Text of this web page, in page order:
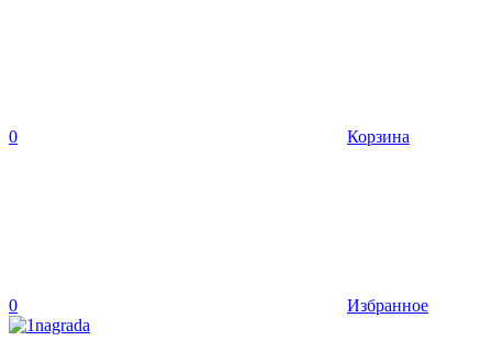
0 Корзина
0 Избранное